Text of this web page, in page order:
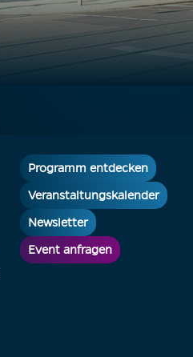
Programm entdecken
Veranstaltungskalender
Newsletter
Event anfragen